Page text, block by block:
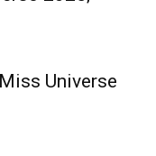
Universe